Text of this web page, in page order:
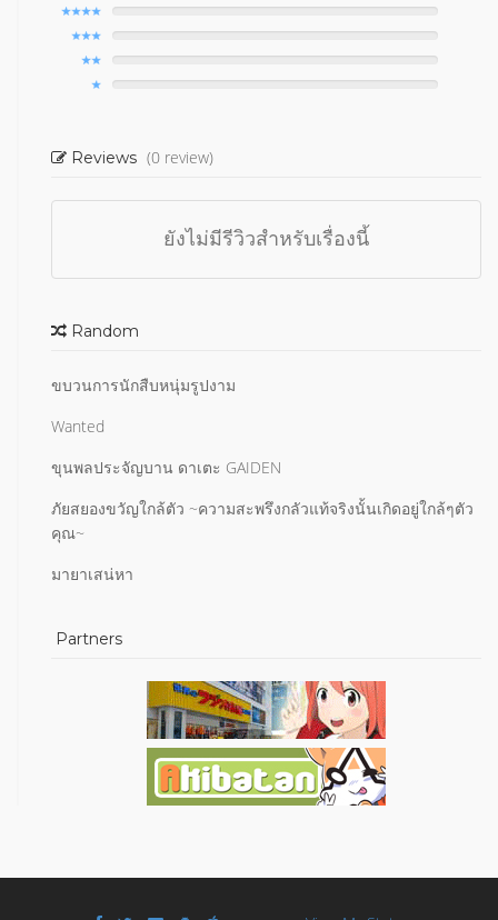
Reviews (0 review)
ยังไม่มีรีวิวสำหรับเรื่องนี้
Random
ขบวนการนักสืบหนุ่มรูปงาม
Wanted
ขุนพลประจัญบาน ดาเตะ GAIDEN
ภัยสยองขวัญใกล้ตัว ~ความสะพรึงกลัวแท้จริงนั้นเกิดอยู่ใกล้ๆตัว
คุณ~
มายาเสน่หา
Partners